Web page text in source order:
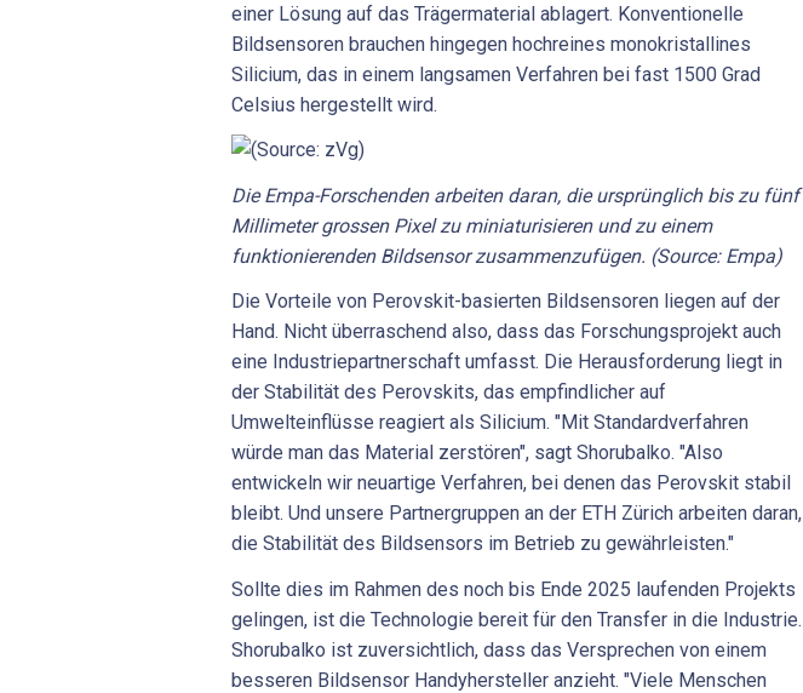
einer Lösung auf das Trägermaterial ablagert. Konventionelle
Bildsensoren brauchen hingegen hochreines monokristallines
Silicium, das in einem langsamen Verfahren bei fast 1500 Grad
Celsius hergestellt wird.
Die Empa-Forschenden arbeiten daran, die ursprünglich bis zu fünf
Millimeter grossen Pixel zu miniaturisieren und zu einem
funktionierenden Bildsensor zusammenzufügen. (Source: Empa)
Die Vorteile von Perovskit-basierten Bildsensoren liegen auf der
Hand. Nicht überraschend also, dass das Forschungsprojekt auch
eine Industriepartnerschaft umfasst. Die Herausforderung liegt in
der Stabilität des Perovskits, das empfindlicher auf
Umwelteinflüsse reagiert als Silicium. "Mit Standardverfahren
würde man das Material zerstören", sagt Shorubalko. "Also
entwickeln wir neuartige Verfahren, bei denen das Perovskit stabil
bleibt. Und unsere Partnergruppen an der ETH Zürich arbeiten daran,
die Stabilität des Bildsensors im Betrieb zu gewährleisten."
Sollte dies im Rahmen des noch bis Ende 2025 laufenden Projekts
gelingen, ist die Technologie bereit für den Transfer in die Industrie.
Shorubalko ist zuversichtlich, dass das Versprechen von einem
besseren Bildsensor Handyhersteller anzieht. "Viele Menschen